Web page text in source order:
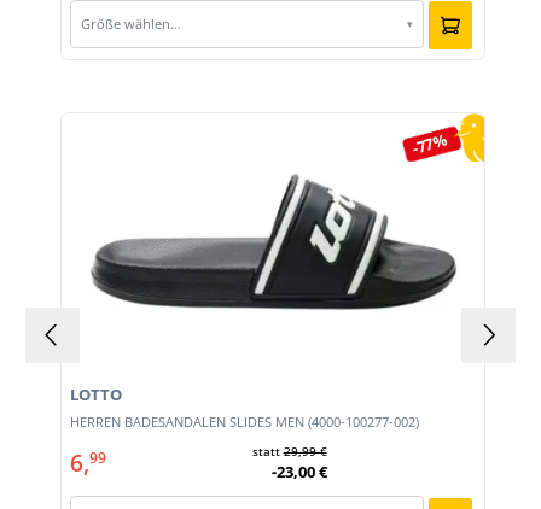
Größe wählen… ▾
-77%
HERREN BADESANDALEN SLIDES MEN (4000-100277-002)
LOTTO
6,99 statt29,99 €
-23,00 €